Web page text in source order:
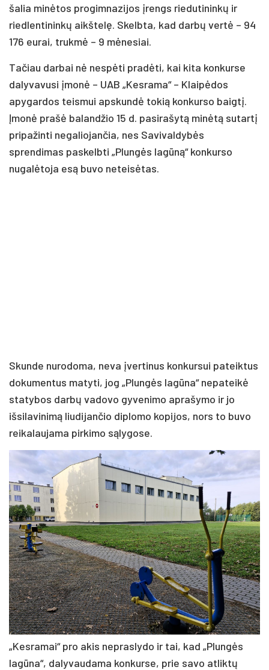
šalia minėtos progimnazijos įrengs riedutininkų ir
riedlentininkų aikštelę. Skelbta, kad darbų vertė – 94
176 eurai, trukmė – 9 mėnesiai.
Tačiau darbai nė nespėti pradėti, kai kita konkurse
dalyvavusi įmonė – UAB „Kesrama“ – Klaipėdos
apygardos teismui apskundė tokią konkurso baigtį.
Įmonė prašė balandžio 15 d. pasirašytą minėtą sutartį
pripažinti negaliojančia, nes Savivaldybės
sprendimas paskelbti „Plungės lagūną“ konkurso
nugalėtoja esą buvo neteisėtas.
Skunde nurodoma, neva įvertinus konkursui pateiktus
dokumentus matyti, jog „Plungės lagūna“ nepateikė
statybos darbų vadovo gyvenimo aprašymo ir jo
išsilavinimą liudijančio diplomo kopijos, nors to buvo
reikalaujama pirkimo sąlygose.
„Kesramai“ pro akis nepraslydo ir tai, kad „Plungės
lagūna“, dalyvaudama konkurse, prie savo atliktų